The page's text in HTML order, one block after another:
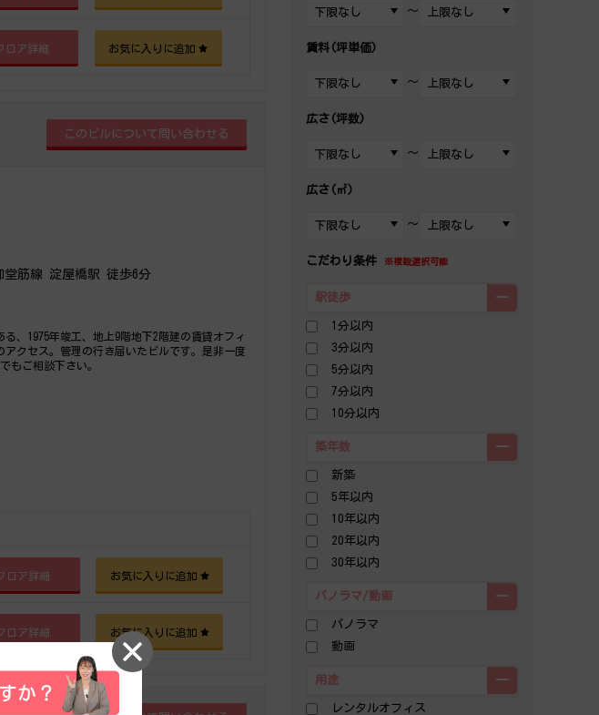
ロア詳細 お気に入りに追加
堂筋線 淀屋橋駅 徒歩6分
、1975年竣工、地上9階地下2階建の賃貸オフィ
クセス。管理の行き届いたビルです。是非一度
もご相談下さい。
ロア詳細 お気に入りに追加
ロア詳細 お気に入りに追加
～
賃料(坪単価)
～
広さ(坪数)
～
広さ(㎡)
～
こだわり条件 ※複数選択可能
駅徒歩
1分以内
3分以内
5分以内
7分以内
10分以内
築年数
新築
5年以内
10年以内
20年以内
30年以内
パノラマ/動画
パノラマ
動画
用途
レンタルオフィス